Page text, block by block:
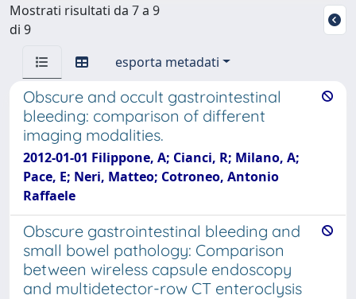
Mostrati risultati da 7 a 9
di 9
esporta metadati
Obscure and occult gastrointestinal
bleeding: comparison of different
imaging modalities.
2012-01-01 Filippone, A; Cianci, R; Milano, A;
Pace, E; Neri, Matteo; Cotroneo, Antonio
Raffaele
Obscure gastrointestinal bleeding and
small bowel pathology: Comparison
between wireless capsule endoscopy
and multidetector-row CT enteroclysis